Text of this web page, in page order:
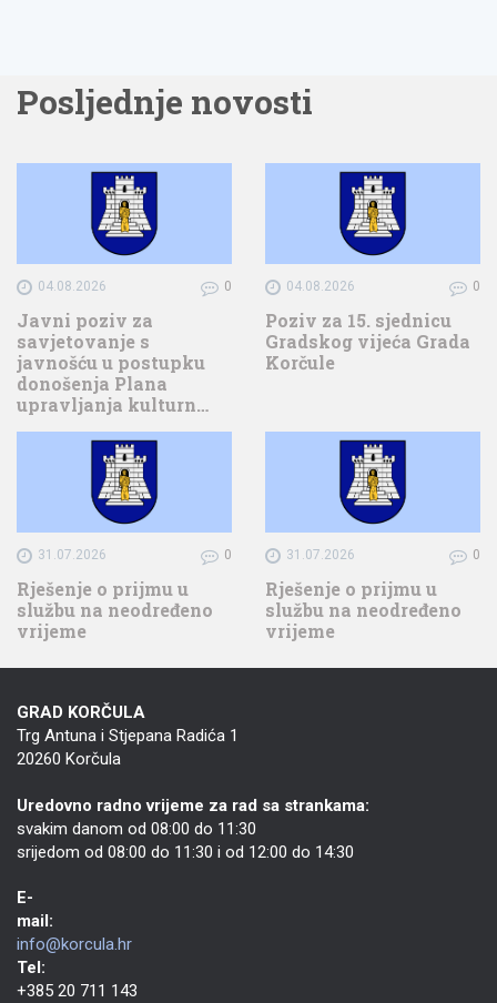
Posljednje novosti
04.08.2026 0
Javni poziv za
savjetovanje s
javnošću u postupku
donošenja Plana
upravljanja kulturn…
04.08.2026 0
Poziv za 15. sjednicu
Gradskog vijeća Grada
Korčule
31.07.2026 0
Rješenje o prijmu u
službu na neodređeno
vrijeme
31.07.2026 0
Rješenje o prijmu u
službu na neodređeno
vrijeme
GRAD KORČULA
Trg Antuna i Stjepana Radića 1
20260 Korčula
Uredovno radno vrijeme za rad sa strankama:
svakim danom od 08:00 do 11:30
srijedom od 08:00 do 11:30 i od 12:00 do 14:30
E-
mail:
info@korcula.hr
Tel:
+385 20 711 143